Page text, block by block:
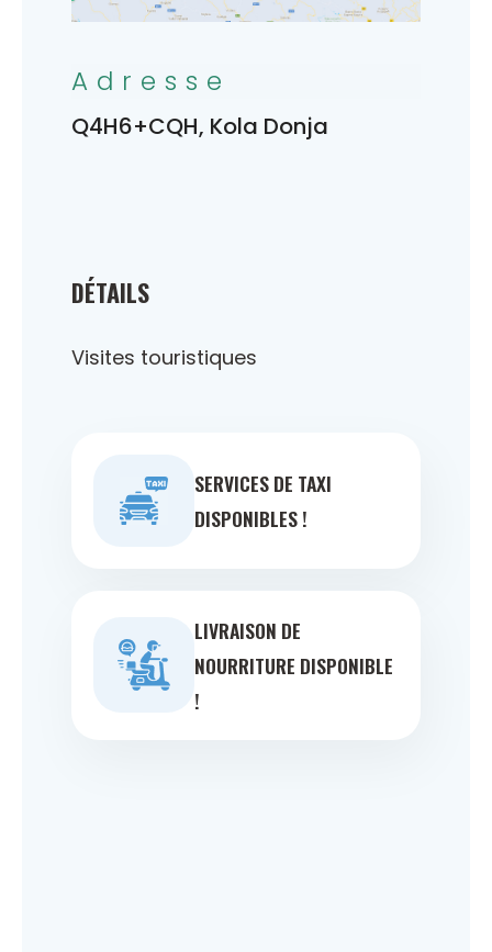
DÉTAILS
Visites touristiques
SERVICES DE TAXI
DISPONIBLES !
LIVRAISON DE
NOURRITURE DISPONIBLE
!
Adresse
Q4H6+CQH, Kola Donja